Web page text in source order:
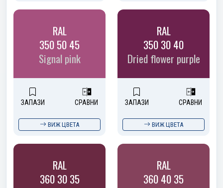
RAL
350 50 45
Signal pink
ЗАПАЗИ СРАВНИ
ВИЖ ЦВЕТА
RAL
350 30 40
Dried flower purple
ЗАПАЗИ СРАВНИ
ВИЖ ЦВЕТА
RAL
360 30 35
RAL
360 40 35